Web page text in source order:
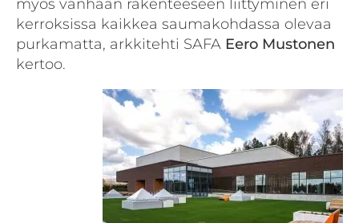
myös vanhaan rakenteeseen liittyminen eri
kerroksissa kaikkea saumakohdassa olevaa
purkamatta, arkkitehti SAFA Eero Mustonen
kertoo.